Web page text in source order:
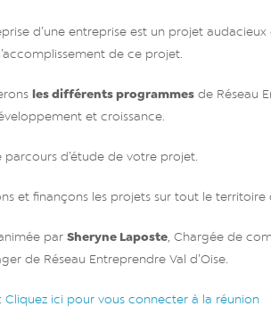
d’une entreprise est un projet
de ce projet.
les différents programmes de Réseau
et croissance.
parcours d’étude de votre projet.
et finançons les projets sur tout le territoire
par Sheryne Laposte, Chargée de
de Réseau Entreprendre Val d’Oise.
Cliquez ici pour vous connecter à la réunion